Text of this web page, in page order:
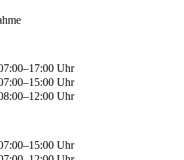
Uhr
Uhr
Uhr
Uhr